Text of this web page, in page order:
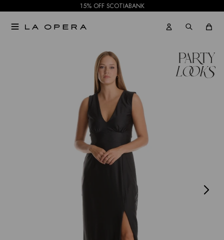
15% OFF SCOTIABANK

NOTIFICARME